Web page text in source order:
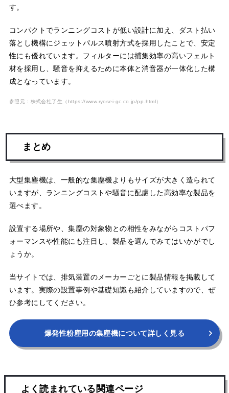
す。
コンパクトでランニングコストが低い設計に加え、ダスト払い
落とし機構にジェットパルス噴射方式を採用したことで、安定
性にも優れています。フィルターには捕集効率の高いフェルト
材を採用し、騒音を抑えるために本体と消音器が一体化した構
成となっています。
参照元：株式会社了生（ https://www.ryosei-gc.co.jp/pp.html）
まとめ
大型集塵機は、一般的な集塵機よりもサイズが大きく造られて
いますが、ランニングコストや騒音に配慮した高効率な製品を
選べます。
設置する場所や、集塵の対象物との相性をみながらコストパフ
ォーマンスや性能にも注目し、製品を選んでみてはいかがでし
ょうか。
当サイトでは、排気装置のメーカーごとに製品情報を掲載して
います。実際の設置事例や基礎知識も紹介していますので、ぜ
ひ参考にしてください。
爆発性粉塵用の集塵機について詳しく見る
よく読まれている関連ページ